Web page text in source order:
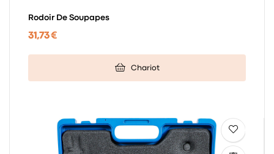
Rodoir De Soupapes
31,73 €
Chariot